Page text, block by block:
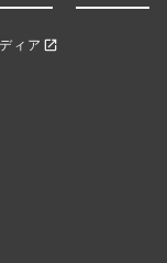
ィア open_in_new